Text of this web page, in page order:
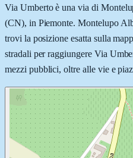
Via Umberto è una via di
(CN), in Piemonte. Montelupo
trovi la posizione esatta sulla
stradali per raggiungere Via
mezzi pubblici, oltre alle vie e